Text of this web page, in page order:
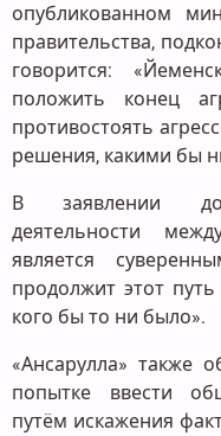
опубликованном
правительства,
говорится:
положить конец
противостоять
решения, какими бы
В заявлении
деятельности
является
продолжит этот
кого бы то ни было».
«Ансарулла» также
попытке ввести
путём искажения